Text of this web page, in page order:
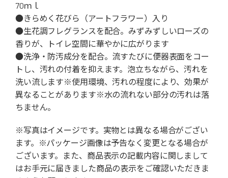
70ｍｌ
●きらめく花びら（アートフラワー）入り
●生花調フレグランスを配合。みずみずしいローズの
香りが、トイレ空間に華やかに広がります
●洗浄・防汚成分を配合。流すたびに便器表面をコー
トし、汚れの付着を抑えます。泡立ちながら、汚れを
洗い流します※使用環境、汚れの程度により、効果が
異なることがあります※水の流れない部分の汚れは落
ちません。
※写真はイメージです。実物とは異なる場合がござい
ます。※パッケージ画像は予告なく変更となる場合が
ございます。また、商品表示の記載内容に関しまして
はお手元に届きました商品の表示をご確認いただきま